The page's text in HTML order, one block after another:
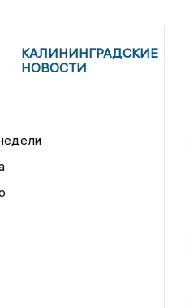
КАЛИНИНГРАДСКИЕ
НОВОСТИ